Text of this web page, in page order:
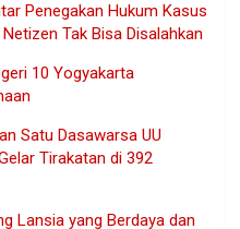
Penegakan Hukum Kasus
Tak Bisa Disalahkan
10 Yogyakarta
Satu Dasawarsa UU
Tirakatan di 392
Lansia yang Berdaya dan